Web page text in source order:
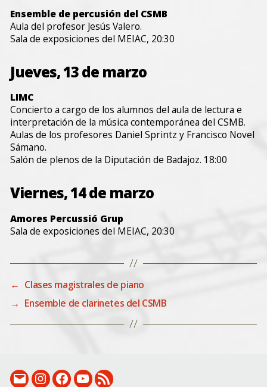
Ensemble de percusión del CSMB
Aula del profesor Jesús Valero.
Sala de exposiciones del MEIAC, 20:30
Jueves, 13 de marzo
LIMC
Concierto a cargo de los alumnos del aula de lectura e
interpretación de la música contemporánea del CSMB.
Aulas de los profesores Daniel Sprintz y Francisco Novel
Sámano.
Salón de plenos de la Diputación de Badajoz. 18:00
Viernes, 14 de marzo
Amores Percussió Grup
Sala de exposiciones del MEIAC, 20:30
← Clases magistrales de piano
→ Ensemble de clarinetes del CSMB